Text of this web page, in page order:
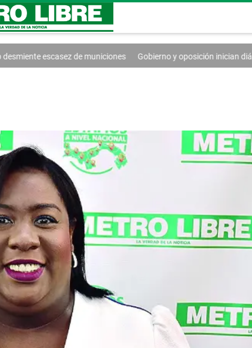
de municiones Gobierno y oposición inician diálogo en Venezuela